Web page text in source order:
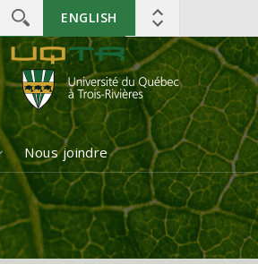
ENGLISH
Nous joindre